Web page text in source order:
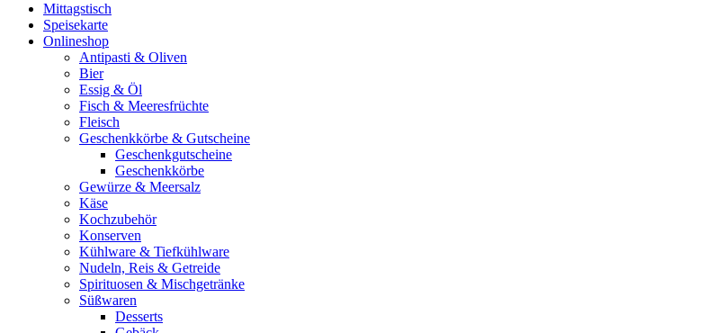
Mittagstisch
Speisekarte
Onlineshop
Antipasti & Oliven
Bier
Essig & Öl
Fisch & Meeresfrüchte
Fleisch
Geschenkkörbe & Gutscheine
Geschenkgutscheine
Geschenkkörbe
Gewürze & Meersalz
Käse
Kochzubehör
Konserven
Kühlware & Tiefkühlware
Nudeln, Reis & Getreide
Spirituosen & Mischgetränke
Süßwaren
Desserts